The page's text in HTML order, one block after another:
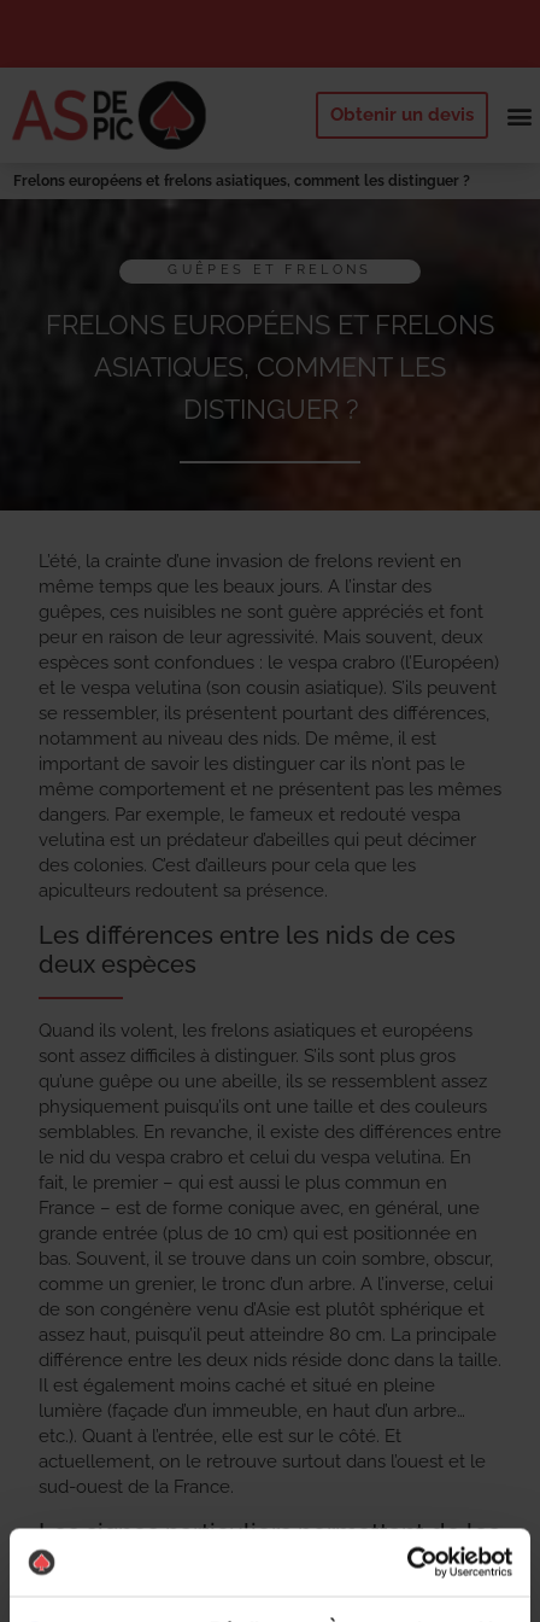
Obtenir un devis
Frelons européens et frelons asiatiques, comment les distinguer ?
GUÊPES ET FRELONS
FRELONS EUROPÉENS ET FRELONS
ASIATIQUES, COMMENT LES
DISTINGUER ?
L’été, la crainte d’une invasion de frelons revient en
même temps que les beaux jours. A l’instar des
guêpes, ces nuisibles ne sont guère appréciés et font
peur en raison de leur agressivité. Mais souvent, deux
espèces sont confondues : le vespa crabro (l’Européen)
et le vespa velutina (son cousin asiatique). S’ils peuvent
se ressembler, ils présentent pourtant des différences,
notamment au niveau des nids. De même, il est
important de savoir les distinguer car ils n’ont pas le
même comportement et ne présentent pas les mêmes
dangers. Par exemple, le fameux et redouté vespa
velutina est un prédateur d’abeilles qui peut décimer
des colonies. C’est d’ailleurs pour cela que les
apiculteurs redoutent sa présence.
Les différences entre les nids de ces
deux espèces
Quand ils volent, les frelons asiatiques et européens
sont assez difficiles à distinguer. S’ils sont plus gros
qu’une guêpe ou une abeille, ils se ressemblent assez
physiquement puisqu’ils ont une taille et des couleurs
semblables. En revanche, il existe des différences entre
le nid du vespa crabro et celui du vespa velutina. En
fait, le premier – qui est aussi le plus commun en
France – est de forme conique avec, en général, une
grande entrée (plus de 10 cm) qui est positionnée en
bas. Souvent, il se trouve dans un coin sombre, obscur,
comme un grenier, le tronc d’un arbre. A l’inverse, celui
de son congénère venu d’Asie est plutôt sphérique et
assez haut, puisqu’il peut atteindre 80 cm. La principale
différence entre les deux nids réside donc dans la taille.
Il est également moins caché et situé en pleine
lumière (façade d’un immeuble, en haut d’un arbre…
etc.). Quant à l’entrée, elle est sur le côté. Et
actuellement, on le retrouve surtout dans l’ouest et le
sud-ouest de la France.
Les signes particuliers permettant de les
reconnaître